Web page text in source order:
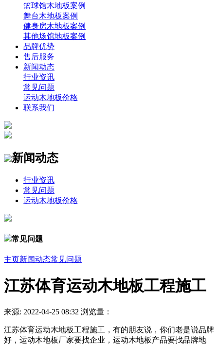
篮球馆木地板案例
舞台木地板案例
健身房木地板案例
其他场馆地板案例
品牌优势
售后服务
新闻动态
行业资讯
常见问题
运动木地板价格
联系我们
新闻动态
行业资讯
常见问题
运动木地板价格
常见问题
主页新闻动态常见问题
江苏体育运动木地板工程施工
来源: 2022-04-25 08:32 浏览量：
江苏体育运动木地板工程施工，有的朋友说，你们老是说品牌
好，运动木地板厂家要找企业，运动木地板产品要找品牌地